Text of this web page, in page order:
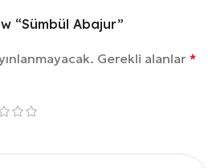
“Sümbül Abajur”
Gerekli alanlar *